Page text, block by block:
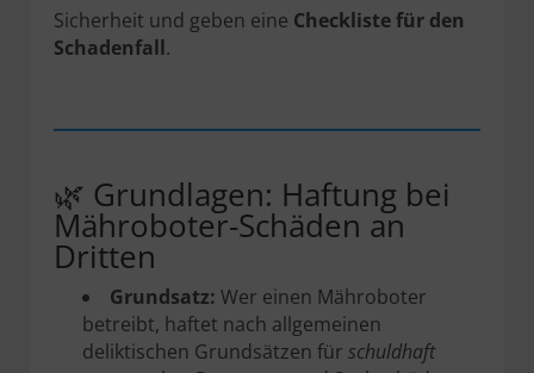
Sicherheit und geben eine Checkliste für den
Schadenfall.
🌿 Grundlagen: Haftung bei
Mähroboter-Schäden an
Dritten
Grundsatz: Wer einen Mähroboter
betreibt, haftet nach allgemeinen
deliktischen Grundsätzen für schuldhaft